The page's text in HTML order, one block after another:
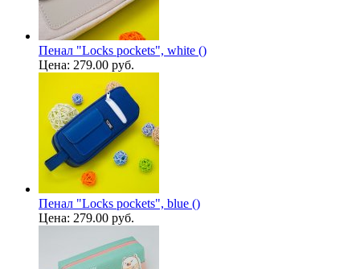
Пенал "Locks pockets", white ()
Цена: 279.00 руб.
Пенал "Locks pockets", blue ()
Цена: 279.00 руб.